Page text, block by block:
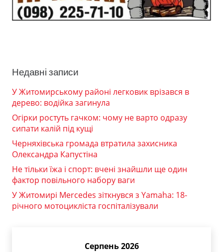
Недавні записи
У Житомирському районі легковик врізався в
дерево: водійка загинула
Огірки ростуть гачком: чому не варто одразу
сипати калій під кущі
Черняхівська громада втратила захисника
Олександра Капустіна
Не тільки їжа і спорт: вчені знайшли ще один
фактор повільного набору ваги
У Житомирі Mercedes зіткнувся з Yamaha: 18-
річного мотоцикліста госпіталізували
Серпень 2026